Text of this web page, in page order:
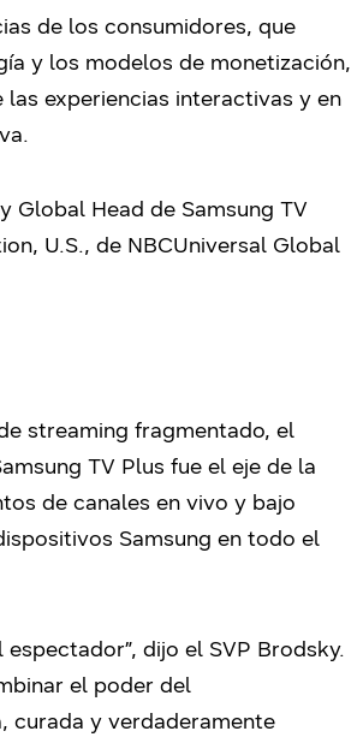
de los consumidores, que
y los modelos de monetización,
experiencias interactivas y en
Global Head de Samsung TV
U.S., de NBCUniversal Global
streaming fragmentado, el
TV Plus fue el eje de la
de canales en vivo y bajo
Samsung en todo el
dijo el SVP Brodsky.
el poder del
curada y verdaderamente